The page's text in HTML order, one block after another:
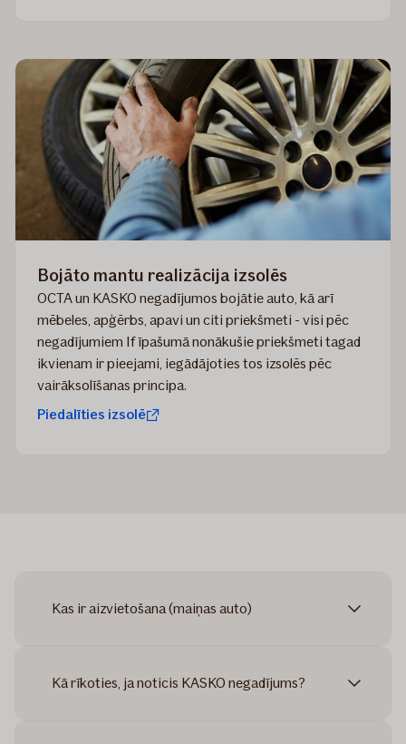
Bojāto mantu realizācija izsolēs
​OCTA un KASKO negadījumos bojātie auto, kā arī
mēbeles, apģērbs, apavi un citi priekšmeti - visi pēc
negadījumiem If īpašumā nonākušie priekšmeti tagad
ikvienam ir pieejami, iegādājoties tos izsolēs pēc
vairāksolīšanas principa.
Piedalīties izsolē
Kas ir aizvietošana (maiņas auto)
Kā rīkoties, ja noticis KASKO negadījums?